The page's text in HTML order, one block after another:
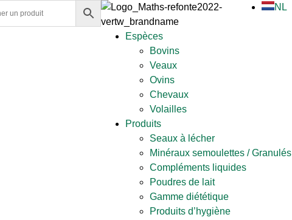
NL
Espèces
Bovins
Veaux
Ovins
Chevaux
Volailles
Produits
Seaux à lécher
Minéraux semoulettes / Granulés
Compléments liquides
Poudres de lait
Gamme diététique
Produits d’hygiène